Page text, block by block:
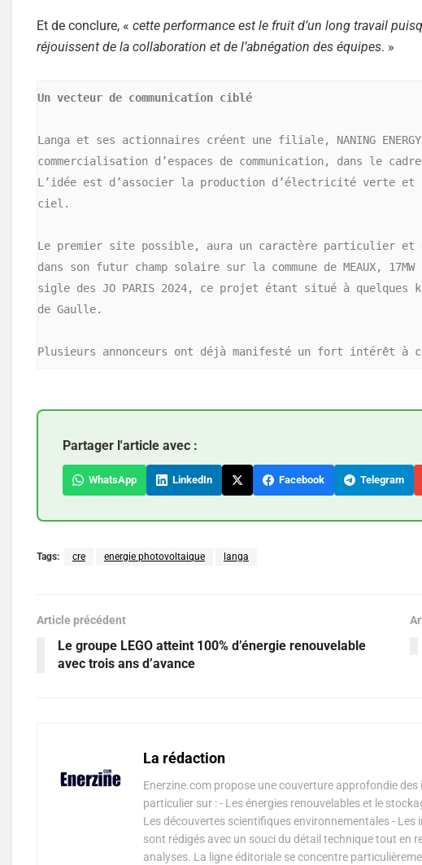
Et de conclure, « cette performance est le fruit d’un long travail
réjouissent de la collaboration et de l’abnégation des équipes. »
Un vecteur de communication ciblé
Langa et ses actionnaires créent une filiale, NANING
commercialisation d’espaces de communication, dans le
L’idée est d’associer la production d’électricité verte et
ciel.
Le premier site possible, aura un caractère particulier et
dans son futur champ solaire sur la commune de MEAUX,
sigle des JO PARIS 2024, ce projet étant situé à quelques
de Gaulle.
Partager l'article avec :
WhatsApp LinkedIn Facebook Telegram
Tags: cre energie photovoltaique langa
Article précédent
Le groupe LEGO atteint 100% d’énergie renouvelable
avec trois ans d’avance
La rédaction
Enerzine.com propose une couverture approfondie
particulier sur : - Les énergies renouvelables et le
Les découvertes scientifiques environnementales -
sont rédigés avec un souci du détail technique tout en
analyses. La ligne éditoriale se concentre